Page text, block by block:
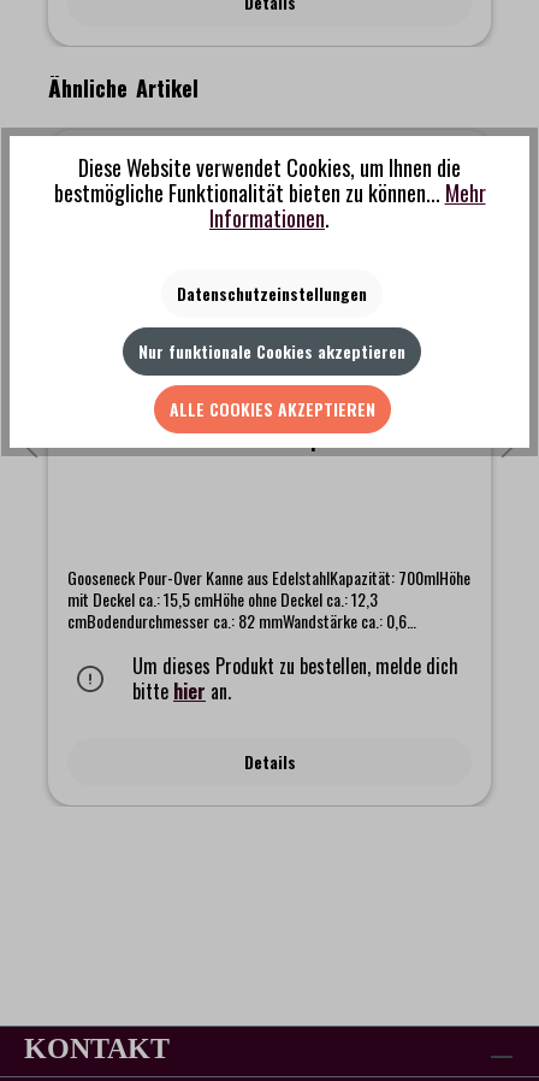
ist in der ganzen Welt bekannt für seine hochwertige
zertifiziert diese Qualität.
Produktgalerie überspringen
Ähnliche Artikel
%
Kalita - Stainless Steel Drip Pot 0.7 L
Gooseneck Pour-Over Kanne aus EdelstahlKapazität: 700mlHöhe
mit Deckel ca.: 15,5 cmHöhe ohne Deckel ca.: 12,3
cmBodendurchmesser ca.: 82 mmWandstärke ca.: 0,6
„Gooseneck“-Ausguss. Dieser ermöglicht die perfekte Kontrolle
beim Ausschenken. Edelstahl eignet sich durch seine hohe
Wärmeleitfähigkeit ideal für die Nutzung auf dem Herd oder
Um dieses Produkt zu bestellen, melde dich
bitte hier an.
Details
KONTAKT
Diese Website verwendet Cookies, um Ihnen die
bestmögliche Funktionalität bieten zu können... Mehr
Informationen.
Datenschutzeinstellungen
Nur funktionale Cookies akzeptieren
ALLE COOKIES AKZEPTIEREN